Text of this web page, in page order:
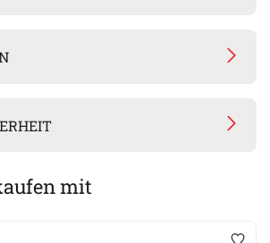
mit